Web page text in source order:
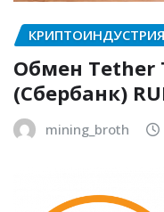
КРИПТОИНДУСТРИЯ
Обмен Tether
(Сбербанк)
mining_broth